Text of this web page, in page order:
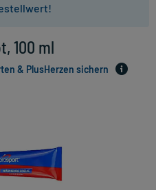
100 ml
& PlusHerzen sichern